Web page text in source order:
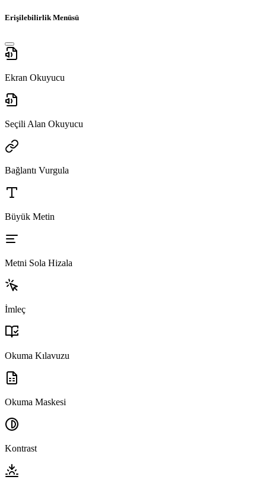
Erişilebilirlik Menüsü
Ekran Okuyucu
Seçili Alan Okuyucu
Bağlantı Vurgula
Büyük Metin
Metni Sola Hizala
İmleç
Okuma Kılavuzu
Okuma Maskesi
Kontrast